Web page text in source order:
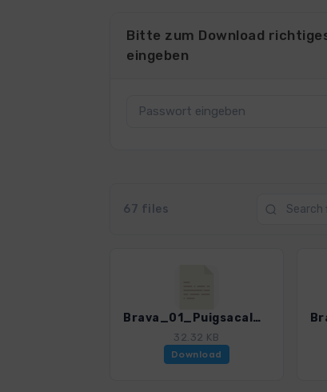
Bitte zum Download
eingeben
67 files
Brava_01_Puigsacalm_4328_4.gpx
32.32 KB
Download